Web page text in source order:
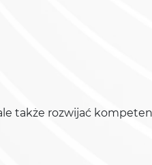
także rozwijać